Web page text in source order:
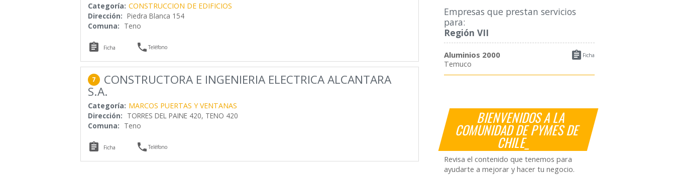
Empresas que prestan servicios
para:
Región VII
 Ficha
Aluminios 2000
Temuco
BIENVENIDOS A LA
COMUNIDAD DE PYMES DE
CHILE_
Revisa el contenido que tenemos para
ayudarte a mejorar y hacer tu negocio.
Categoría: CONSTRUCCION DE EDIFICIOS
Dirección: Piedra Blanca 154
Comuna: Teno
 Ficha Teléfono
7 CONSTRUCTORA E INGENIERIA ELECTRICA ALCANTARA
S.A.
Categoría: MARCOS PUERTAS Y VENTANAS
Dirección: TORRES DEL PAINE 420, TENO 420
Comuna: Teno
 Ficha Teléfono